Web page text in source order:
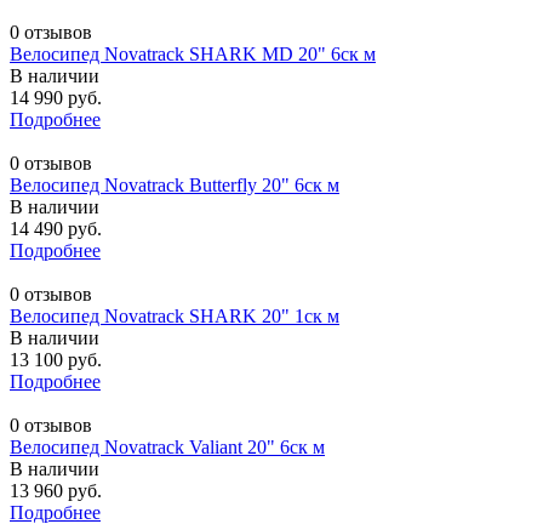
0 отзывов
Велосипед Novatrack SHARK MD 20" 6ск м
В наличии
14 990 руб.
Подробнее
0 отзывов
Велосипед Novatrack Butterfly 20" 6ск м
В наличии
14 490 руб.
Подробнее
0 отзывов
Велосипед Novatrack SHARK 20" 1ск м
В наличии
13 100 руб.
Подробнее
0 отзывов
Велосипед Novatrack Valiant 20" 6ск м
В наличии
13 960 руб.
Подробнее